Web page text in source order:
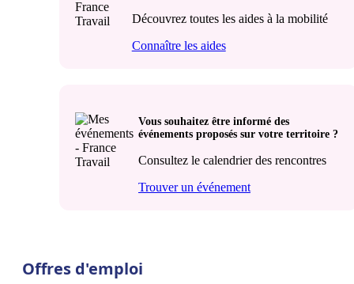
Découvrez toutes les aides à la mobilité
Connaître les aides
Vous souhaitez être informé des
événements proposés sur votre territoire ?
Consultez le calendrier des rencontres
Trouver un événement
Offres d'emploi